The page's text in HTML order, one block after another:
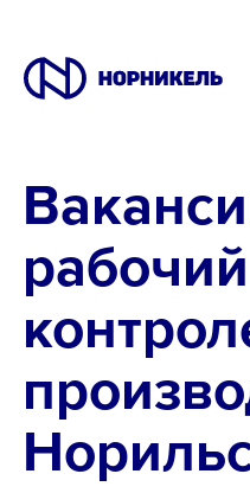
Вакансии
Производство
Офис
IT
рабочий